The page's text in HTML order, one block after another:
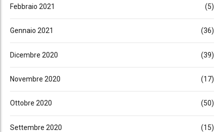
Febbraio 2021 (5)
Gennaio 2021 (36)
Dicembre 2020 (39)
Novembre 2020 (17)
Ottobre 2020 (50)
Settembre 2020 (15)